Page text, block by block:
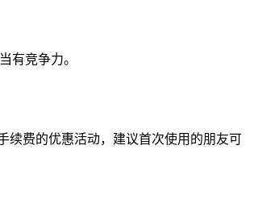
有竞争力。
续费的优惠活动，建议首次使用的朋友可